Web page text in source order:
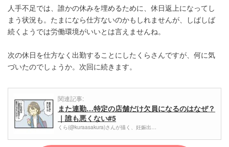
人手不足では、誰かの休みを埋めるために、休日返上になってし
まう状況も。たまになら仕方ないのかもしれませんが、しばしば
続くようでは労働環境がいいとは言えませんね。
次の休日を仕方なく出勤することにしたくらさんですが、何に気
づいたのでしょうか。次回に続きます。
関連記事:
また連勤…特定の店舗だけ欠員になるのはなぜ？
｜誰も悪くない#5
くら(@kuraasakura)さんが描く、妊娠出…